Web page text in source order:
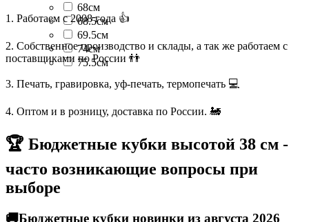
68см
68.5см
69.5см
74см
75.5см
1. Работаем с 2008 года 👍
2. Собственное производство и склады, а так же работаем с
поставщиками по России 👬
3. Печать, гравировка, уф-печать, термопечать 💻
4. Оптом и в розницу, доставка по России. 🚂
🏆 Бюджетные кубки высотой 38 см -
часто возникающие вопросы при
выборе
🚚Бюджетные кубки новинки из августа 2026